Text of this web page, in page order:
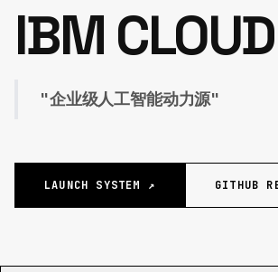
IBM CLOUD
"企业级人工智能动力源"
LAUNCH SYSTEM ↗ GITHUB